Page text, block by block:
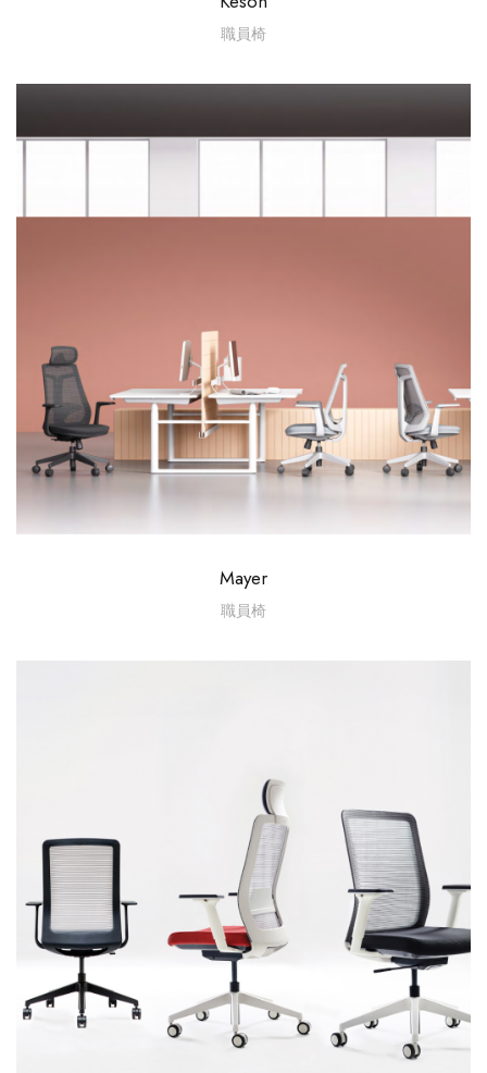
職員椅
Mayer
職員椅